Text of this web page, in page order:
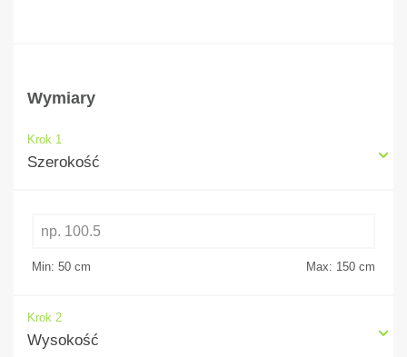
Wymiary
Krok 1
Szerokość
Min: 50 cm Max: 150 cm
Krok 2
Wysokość